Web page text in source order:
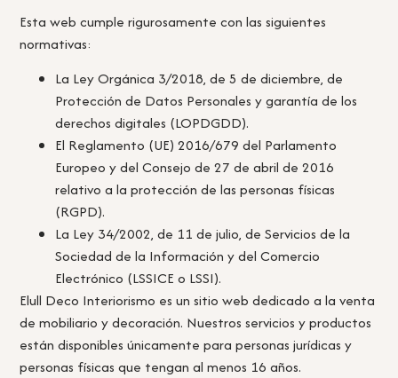
Esta web cumple rigurosamente con las siguientes
normativas:
La Ley Orgánica 3/2018, de 5 de diciembre, de
Protección de Datos Personales y garantía de los
derechos digitales (LOPDGDD).
El Reglamento (UE) 2016/679 del Parlamento
Europeo y del Consejo de 27 de abril de 2016
relativo a la protección de las personas físicas
(RGPD).
La Ley 34/2002, de 11 de julio, de Servicios de la
Sociedad de la Información y del Comercio
Electrónico (LSSICE o LSSI).
Elull Deco Interiorismo es un sitio web dedicado a la venta
de mobiliario y decoración. Nuestros servicios y productos
están disponibles únicamente para personas jurídicas y
personas físicas que tengan al menos 16 años.